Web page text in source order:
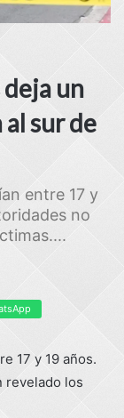
un
sur de
entre 17 y
no
17 y 19 años.
revelado los